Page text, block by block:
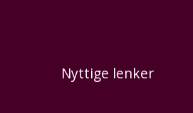
Nyttige lenker